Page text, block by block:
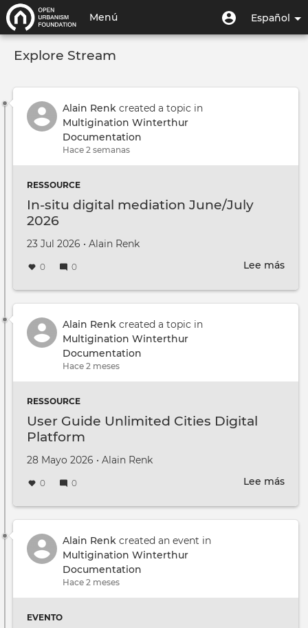
contenido
Español
Menú
de
cuenta
usuario
Menú
de
Menú
Toggle
navigation
Explore Stream
Alain Renk created a topic in
Multigination Winterthur
Documentation
Hace 2 semanas
RESSOURCE
In-situ digital mediation June/July
2026
Creado en
23 Jul 2026 •
por Alain Renk
0 0 Lee más
situ
Alain Renk created a topic in
Multigination Winterthur
Documentation
Hace 2 meses
RESSOURCE
User Guide Unlimited Cities Digital
Platform
Creado en
28 Mayo 2026 •
por Alain Renk
0 0 Lee más
Alain Renk created an event in
Multigination Winterthur
Documentation
Hace 2 meses
EVENTO